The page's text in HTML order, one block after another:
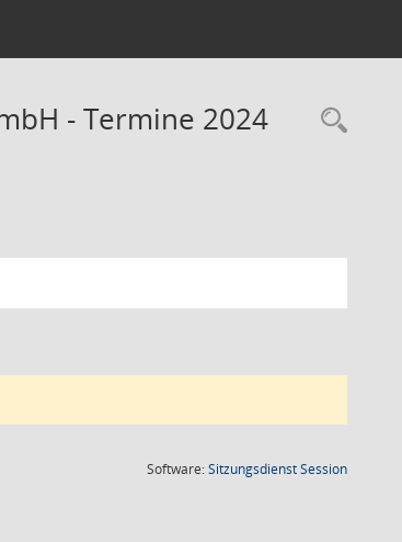
- Termine 2024
Software:SitzungsdienstSession(Wird in